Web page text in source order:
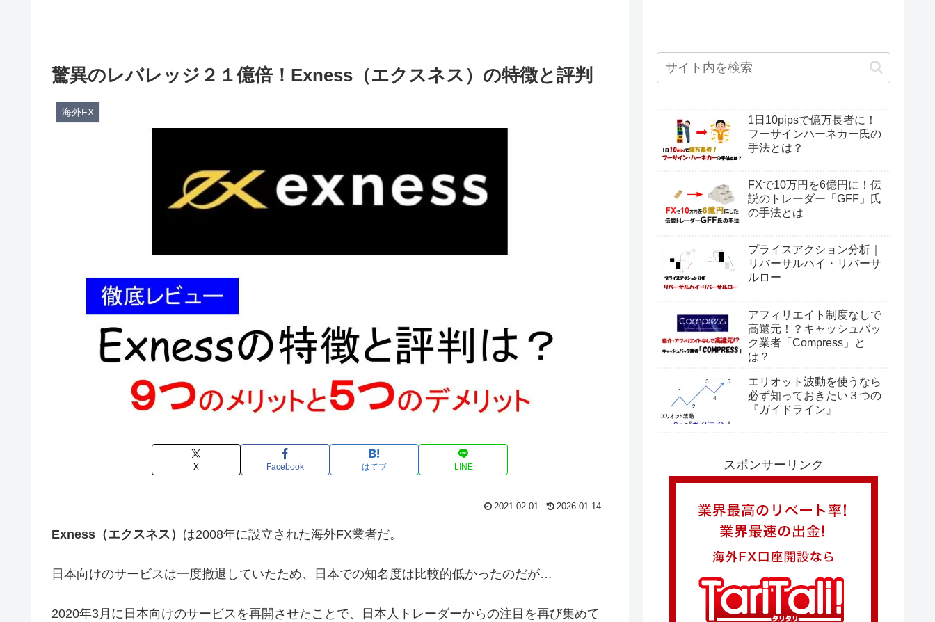
驚異のレバレッジ２１億倍！Exness（エクスネス）の特徴と評判
海外FX
X Facebook はてブ LINE
2021.02.01 2026.01.14
Exness（エクスネス） は2008年に設立された海外FX業者だ。
日本向けのサービスは一度撤退していたため、日本での知名度は比較的低かったのだが…
2020年3月に日本向けのサービスを再開させたことで、日本人トレーダーからの注目を再び集めて
1日10pipsで億万長者に！
フーサインハーネカー氏の
手法とは？
FXで10万円を6億円に！伝
説のトレーダー「GFF」氏
の手法とは
プライスアクション分析｜
リバーサルハイ・リバーサ
ルロー
アフィリエイト制度なしで
高還元！？キャッシュバッ
ク業者「Compress」と
は？
エリオット波動を使うなら
必ず知っておきたい３つの
『ガイドライン』
スポンサーリンク